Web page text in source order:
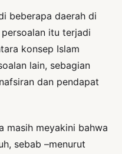
beberapa daerah di
itu terjadi
konsep Islam
lain, sebagian
dan pendapat
masih meyakini bahwa
sebab –menurut